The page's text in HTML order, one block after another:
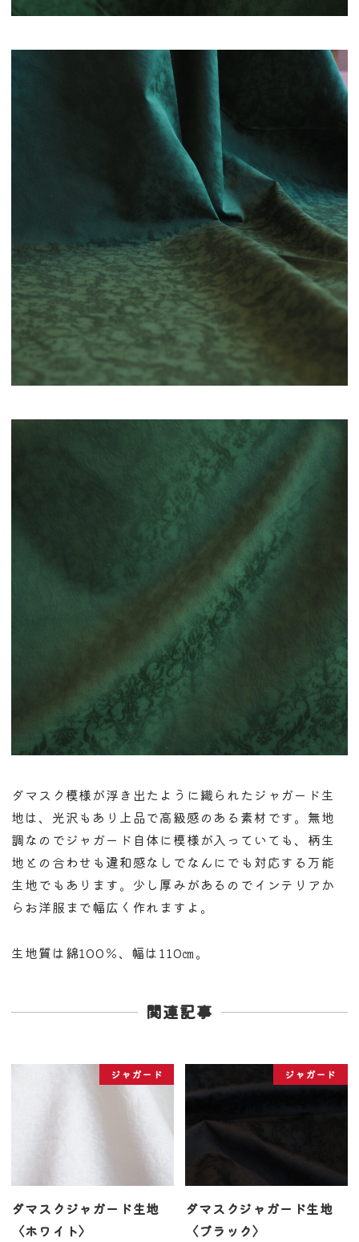
ダマスク模様が浮き出たように織られたジャガード生
地は、光沢もあり上品で高級感のある素材です。無地
調なのでジャガード自体に模様が入っていても、柄生
地との合わせも違和感なしでなんにでも対応する万能
生地でもあります。少し厚みがあるのでインテリアか
らお洋服まで幅広く作れますよ。
生地質は綿100％、幅は110㎝。
関連記事
ジャガード
ダマスクジャガード生地
〈ホワイト〉
ジャガード
ダマスクジャガード生地
〈ブラック〉